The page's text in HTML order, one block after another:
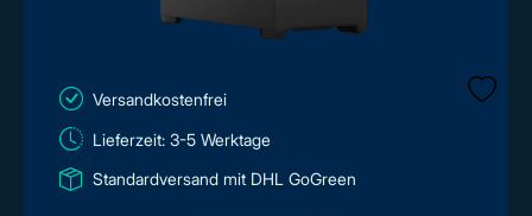
Versandkostenfrei
Lieferzeit: 3-5 Werktage
Standardversand mit DHL GoGreen